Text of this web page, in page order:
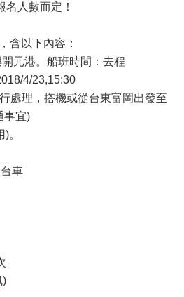
人數而定！
含以下內容：
元港。船班時間：去程
4/23,15:30
處理，搭機或從台東富岡出發至
事宜)
。
車
)